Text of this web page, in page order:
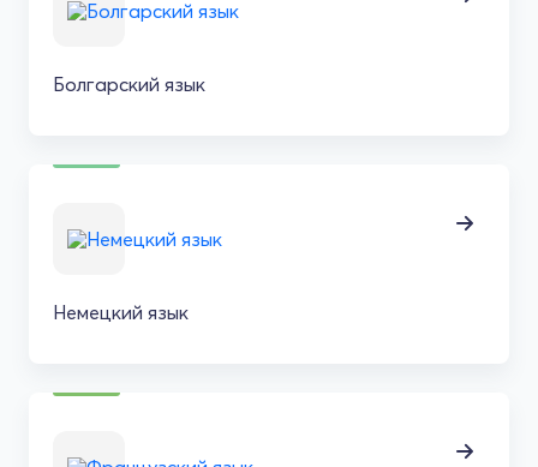
Болгарский язык
Немецкий язык